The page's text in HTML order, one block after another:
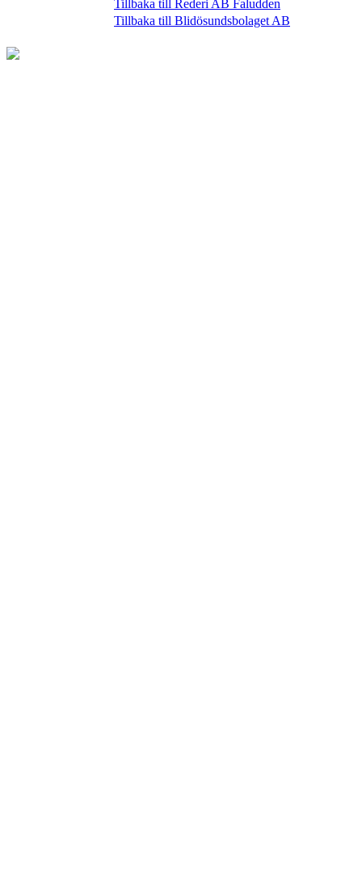
Tillbaka till Rederi AB Faludden
Tillbaka till Blidösundsbolaget AB